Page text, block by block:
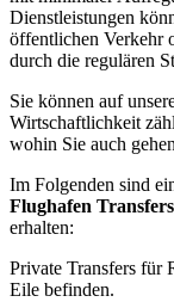
Dienstleistungen
öffentlichen Verkehr
durch die regulären
Sie können auf
Wirtschaftlichkeit
wohin Sie auch
Im Folgenden sind
Flughafen
erhalten:
Private Transfers für
Eile befinden.